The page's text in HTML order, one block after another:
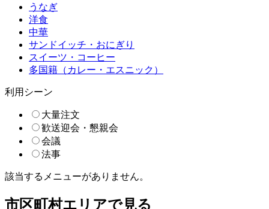
うなぎ
洋食
中華
サンドイッチ・おにぎり
スイーツ・コーヒー
多国籍（カレー・エスニック）
利用シーン
大量注文
歓送迎会・懇親会
会議
法事
該当するメニューがありません。
市区町村エリアで見る